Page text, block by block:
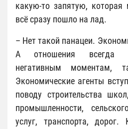
какую-то запятую,
всё сразу пошло на лад.
– Нет такой панацеи.
А отношения всегда
негативным моментам,
Экономические агенты
поводу строительства
промышленности,
услуг, транспорта, дорог.